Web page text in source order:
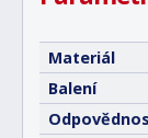
Materiál
Balení